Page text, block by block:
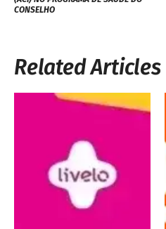
CONSELHO
Related Articles